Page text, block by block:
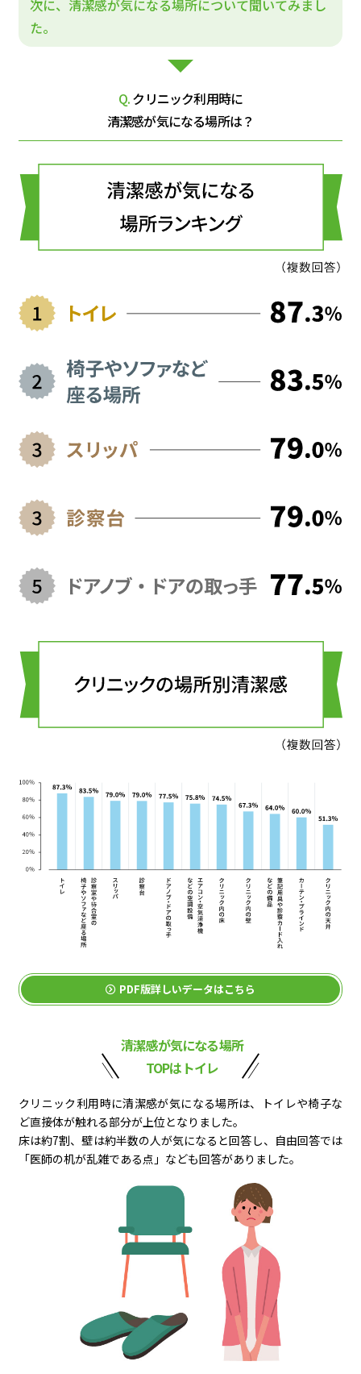
次に、清潔感が気になる場所について聞いてみまし
た。
Q.クリニック利用時に
清潔感が気になる場所は？
PDF版詳しいデータはこちら
清潔感が気になる場所
TOPはトイレ
クリニック利用時に清潔感が気になる場所は、トイレや椅子な
ど直接体が触れる部分が上位となりました。
床は約7割、壁は約半数の人が気になると回答し、自由回答では
「医師の机が乱雑である点」なども回答がありました。